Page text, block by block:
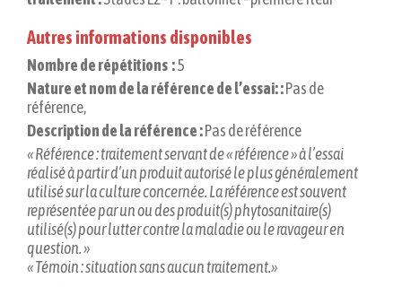
Autres informations disponibles
Nombre de répétitions :5
Nature et nom de la référence de l’essai: :Pas de
référence,
Description de la référence :Pas de référence
« Référence : traitement servant de « référence » à l’essai
réalisé à partir d’un produit autorisé le plus généralement
utilisé sur la culture concernée. La référence est souvent
représentée par un ou des produit(s) phytosanitaire(s)
utilisé(s) pour lutter contre la maladie ou le ravageur en
question. »
« Témoin : situation sans aucun traitement.»